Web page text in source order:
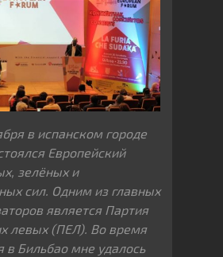
в испанском городе
Европейский
зелёных и
сил. Одним из главных
является Партия
левых (ПЕЛ). Во время
в Бильбао мне удалось